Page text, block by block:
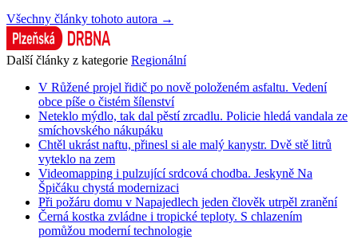
Všechny články tohoto autora →
Další články z kategorie Regionální
V Růžené projel řidič po nově položeném asfaltu. Vedení
obce píše o čistém šílenství
Neteklo mýdlo, tak dal pěstí zrcadlu. Policie hledá vandala ze
smíchovského nákupáku
Chtěl ukrást naftu, přinesl si ale malý kanystr. Dvě stě litrů
vyteklo na zem
Videomapping i pulzující srdcová chodba. Jeskyně Na
Špičáku chystá modernizaci
Při požáru domu v Napajedlech jeden člověk utrpěl zranění
Černá kostka zvládne i tropické teploty. S chlazením
pomůžou moderní technologie